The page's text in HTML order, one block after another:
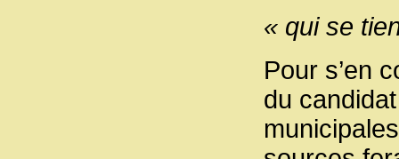
« qui se
Pour s’en
du